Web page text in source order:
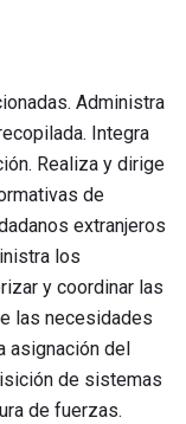
Administra
Integra
Realiza y dirige
de
extranjeros
los
y coordinar las
las necesidades
asignación del
de sistemas
de fuerzas.